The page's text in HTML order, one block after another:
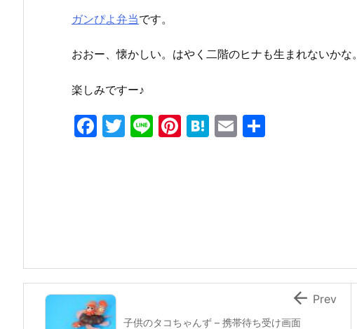
ガンぴよ弁当です。
おおー、懐かしい。はやく二階のヒナも生まれないかな。
楽しみですー♪
F
k
T
Li Pi H
E
子供のタコちゃんず – 携帯待ち受け画面
 Prev